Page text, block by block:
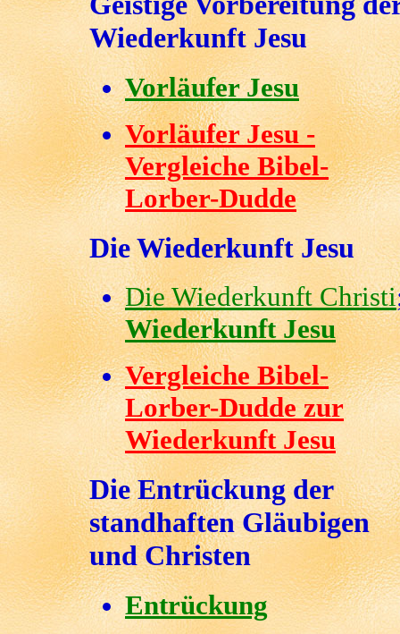
Wiederkunft Jesu
Vorläufer Jesu
Vorläufer Jesu -
Vergleiche Bibel-
Lorber-Dudde
Die Wiederkunft Jesu
Die Wiederkunft Christi
Wiederkunft Jesu
Vergleiche Bibel-
Lorber-Dudde zur
Wiederkunft Jesu
Die Entrückung der
standhaften Gläubigen
und Christen
Entrückung